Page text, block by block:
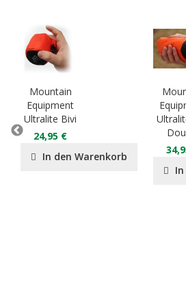
Mountain
Equipment
Ultralite Bivi
24,95 €
In den Warenkorb